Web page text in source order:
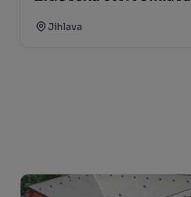
Jihlava